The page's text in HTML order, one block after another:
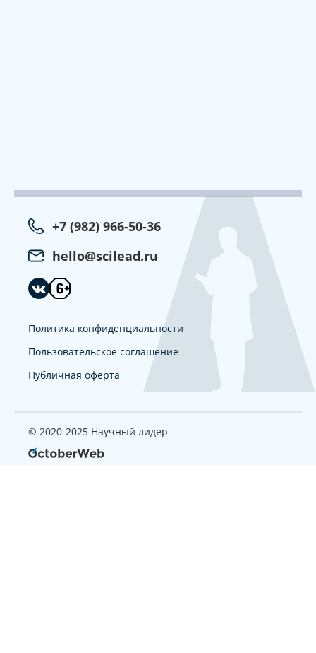
+7 (982) 966-50-36
hello@scilead.ru
Политика конфиденциальности
Пользовательское соглашение
Публичная оферта
© 2020-2025 Научный лидер